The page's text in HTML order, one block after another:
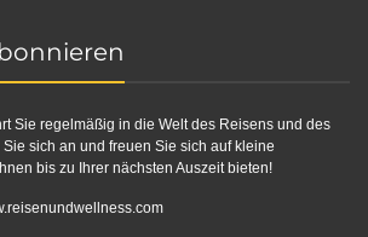
Sie regelmäßig in die Welt des Reisens und des
sich an und freuen Sie sich auf kleine
bis zu Ihrer nächsten Auszeit bieten!